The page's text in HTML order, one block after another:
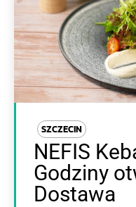
SZCZECIN
NEFIS
Godziny
Dostawa